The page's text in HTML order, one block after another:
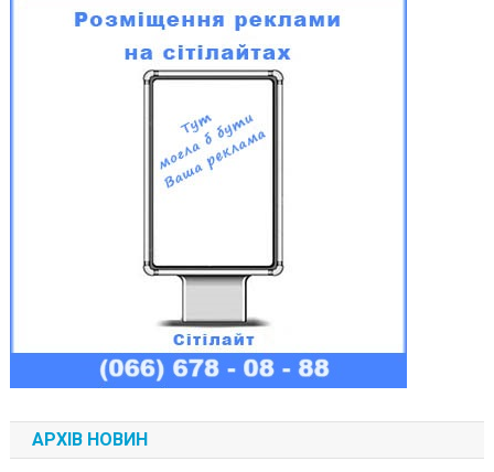
АРХІВ НОВИН